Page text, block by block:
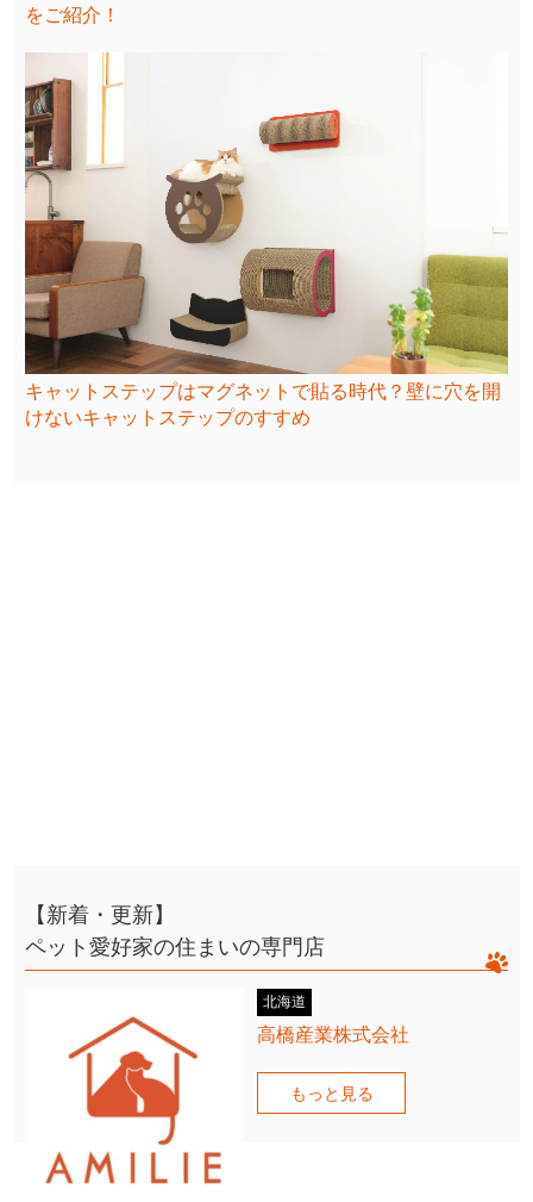
をご紹介！
キャットステップはマグネットで貼る時代？壁に穴を開
けないキャットステップのすすめ
【新着・更新】
ペット愛好家の住まいの専門店
北海道
高橋産業株式会社
もっと見る